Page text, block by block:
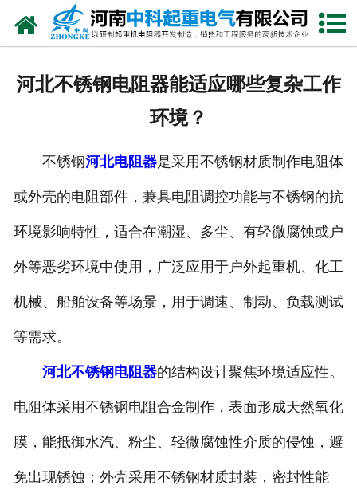
网站首页
公司风采
联系我们
河北不锈钢电阻器能适应哪些复杂工作
环境？
不锈钢河北电阻器是采用不锈钢材质制作电阻体
或外壳的电阻部件，兼具电阻调控功能与不锈钢的抗
环境影响特性，适合在潮湿、多尘、有轻微腐蚀或户
外等恶劣环境中使用，广泛应用于户外起重机、化工
机械、船舶设备等场景，用于调速、制动、负载测试
等需求。
河北不锈钢电阻器的结构设计聚焦环境适应性。
电阻体采用不锈钢电阻合金制作，表面形成天然氧化
膜，能抵御水汽、粉尘、轻微腐蚀性介质的侵蚀，避
免出现锈蚀；外壳采用不锈钢材质封装，密封性能